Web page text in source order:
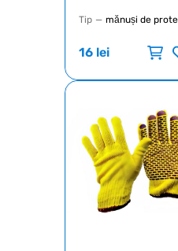
Tip — mănuși de
16 lei